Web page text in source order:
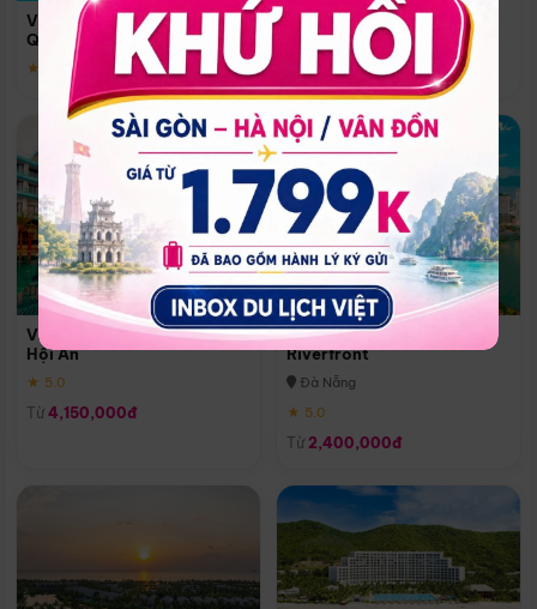
Vinpearl Resort & Spa Phu
Quoc
★ 5.0
Quoc
Phú Quốc
★ 5.0
Vinpearl Resort & Golf Nam
Hội An
★ 5.0
Từ 4,150,000đ
Melia Vinpearl Danang
Riverfront
Đà Nẵng
★ 5.0
Từ 2,400,000đ